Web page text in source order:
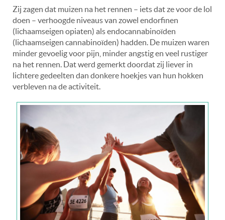
Zij zagen dat muizen na het rennen – iets dat ze voor de lol
doen – verhoogde niveaus van zowel endorfinen
(lichaamseigen opiaten) als endocannabinoïden
(lichaamseigen cannabinoïden) hadden. De muizen waren
minder gevoelig voor pijn, minder angstig en veel rustiger
na het rennen. Dat werd gemerkt doordat zij liever in
lichtere gedeelten dan donkere hoekjes van hun hokken
verbleven na de activiteit.